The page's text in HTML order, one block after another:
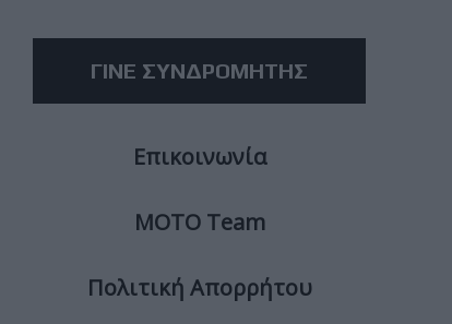
ΓΙΝΕ ΣΥΝΔΡΟΜΗΤΗΣ
Επικοινωνία
ΜΟΤΟ Team
Πολιτική Απορρήτου